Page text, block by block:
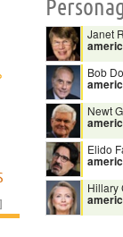
]
Janet
Bob
Newt
Elido
Hillary